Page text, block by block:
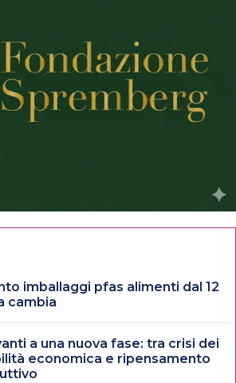
imballaggi pfas alimenti dal 12
cambia
a una nuova fase: tra crisi dei
economica e ripensamento